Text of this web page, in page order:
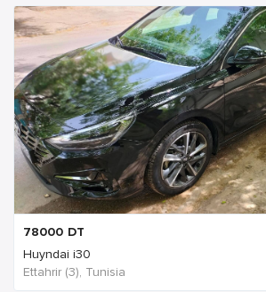
78000 DT
Huyndai i30
Ettahrir (3), Tunisia